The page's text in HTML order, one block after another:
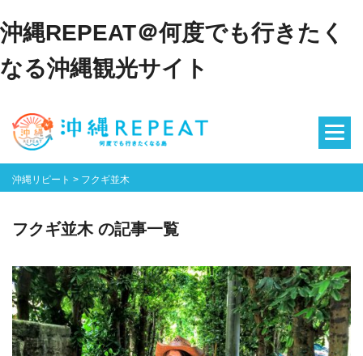
沖縄REPEAT＠何度でも行きたく
なる沖縄観光サイト
沖縄リピート > フクギ並木
フクギ並木 の記事一覧